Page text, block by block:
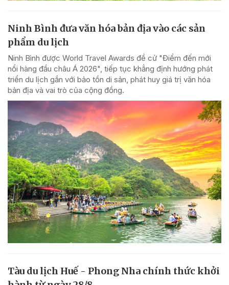
Ninh Bình đưa văn hóa bản địa vào các sản
phẩm du lịch
Ninh Bình được World Travel Awards đề cử "Điểm đến mới
nổi hàng đầu châu Á 2026", tiếp tục khẳng định hướng phát
triển du lịch gắn với bảo tồn di sản, phát huy giá trị văn hóa
bản địa và vai trò của cộng đồng.
Tàu du lịch Huế - Phong Nha chính thức khởi